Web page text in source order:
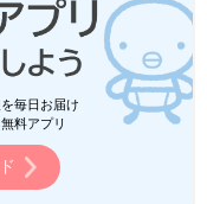
毎日お届け
料アプリ